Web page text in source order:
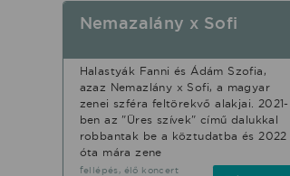
Nemazalány x Sofi
Halastyák Fanni és Ádám Szofia,
azaz Nemazlány x Sofi, a magyar
zenei szféra feltörekvő alakjai. 2021-
ben az "Üres szívek" című dalukkal
robbantak be a köztudatba és 2022
óta mára zene
fellépés, élő koncert